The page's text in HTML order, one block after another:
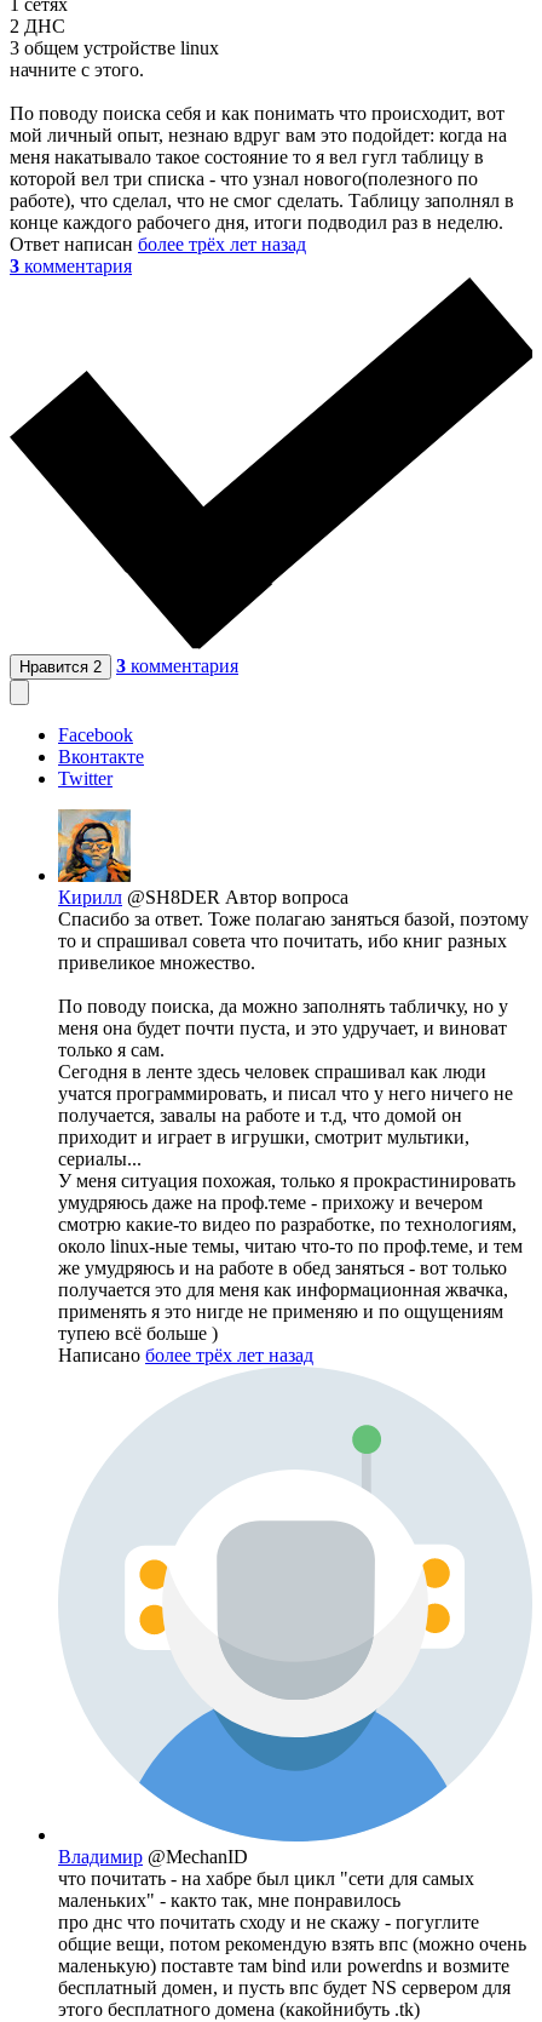
1 сетях
2 ДНС
3 общем устройстве linux
начните с этого.
По поводу поиска себя и как понимать что происходит, вот
мой личный опыт, незнаю вдруг вам это подойдет: когда на
меня накатывало такое состояние то я вел гугл таблицу в
которой вел три списка - что узнал нового(полезного по
работе), что сделал, что не смог сделать. Таблицу заполнял в
конце каждого рабочего дня, итоги подводил раз в неделю.
Ответ написан более трёх лет назад
3 комментария
Нравится 2 3 комментария
Facebook
Вконтакте
Twitter
Кирилл @SH8DER Автор вопроса
Спасибо за ответ. Тоже полагаю заняться базой, поэтому
то и спрашивал совета что почитать, ибо книг разных
привеликое множество.
По поводу поиска, да можно заполнять табличку, но у
меня она будет почти пуста, и это удручает, и виноват
только я сам.
Сегодня в ленте здесь человек спрашивал как люди
учатся программировать, и писал что у него ничего не
получается, завалы на работе и т.д, что домой он
приходит и играет в игрушки, смотрит мультики,
сериалы...
У меня ситуация похожая, только я прокрастинировать
умудряюсь даже на проф.теме - прихожу и вечером
смотрю какие-то видео по разработке, по технологиям,
около linux-ные темы, читаю что-то по проф.теме, и тем
же умудряюсь и на работе в обед заняться - вот только
получается это для меня как информационная жвачка,
применять я это нигде не применяю и по ощущениям
тупею всё больше )
Написано более трёх лет назад
Владимир @MechanID
что почитать - на хабре был цикл "сети для самых
маленьких" - както так, мне понравилось
про днс что почитать сходу и не скажу - погуглите
общие вещи, потом рекомендую взять впс (можно очень
маленькую) поставте там bind или powerdns и возмите
бесплатный домен, и пусть впс будет NS сервером для
этого бесплатного домена (какойнибуть .tk)